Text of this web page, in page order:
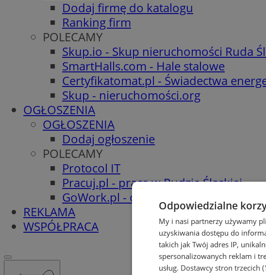
Dodaj firmę do katalogu
Ranking firm
POLECAMY
Skup.io - Skup nieruchomości Ruda
SmartHalls.com - Hale stalowe
Certyfikatomat.pl - Świadectwa
Skup - nieruchomości.org
OGŁOSZENIA
OGŁOSZENIA
Dodaj ogłoszenie
POLECAMY
Protocol IT
Pracuj.pl - praca w Rudzie Śląskiej
GoWork.pl - oferty pracy
REKLAMA
WSPÓŁPRACA
Odpowiedzialne
My i nasi partnerzy używamy
uzyskiwania dostępu do
takich jak Twój adres IP,
spersonalizowanych reklam i
usług. Dostawcy stron trzecich